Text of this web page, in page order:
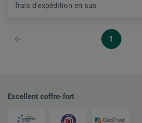
frais d'expédition en sus
1
Excellent coffre-fort